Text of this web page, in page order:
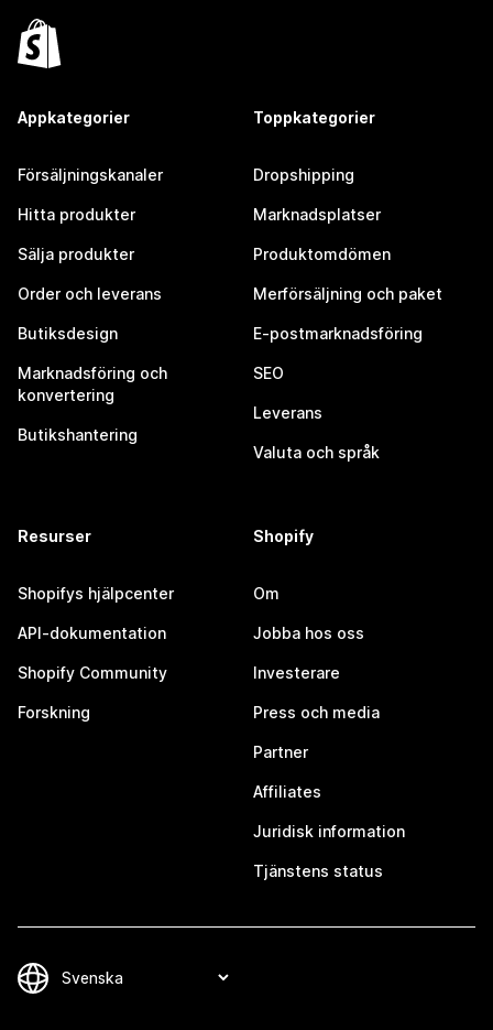
Appkategorier
Försäljningskanaler
Hitta produkter
Sälja produkter
Order och leverans
Butiksdesign
Marknadsföring och
konvertering
Butikshantering
Toppkategorier
Dropshipping
Marknadsplatser
Produktomdömen
Merförsäljning och paket
E-postmarknadsföring
SEO
Leverans
Valuta och språk
Resurser
Shopifys hjälpcenter
API-dokumentation
Shopify Community
Forskning
Shopify
Om
Jobba hos oss
Investerare
Press och media
Partner
Affiliates
Juridisk information
Tjänstens status